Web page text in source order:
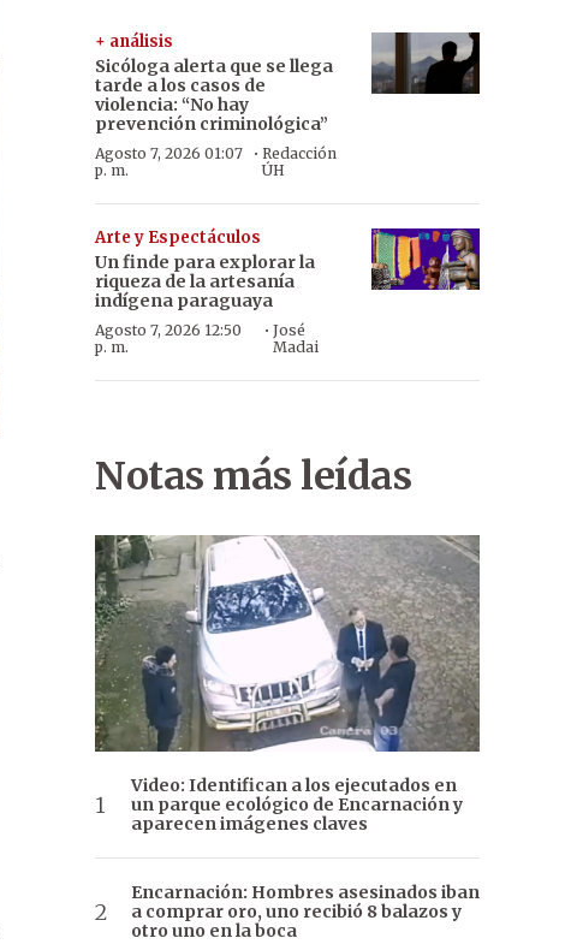
+ análisis
Sicóloga alerta que se llega
tarde a los casos de
violencia: “No hay
prevención criminológica”
Agosto 7, 2026 01:07
p. m.
·Redacción
ÚH
Arte y Espectáculos
Un finde para explorar la
riqueza de la artesanía
indígena paraguaya
Agosto 7, 2026 12:50
p. m.
·José
Madai
Notas más leídas
Video: Identifican a los ejecutados en
un parque ecológico de Encarnación y
aparecen imágenes claves
Encarnación: Hombres asesinados iban
a comprar oro, uno recibió 8 balazos y
otro uno en la boca